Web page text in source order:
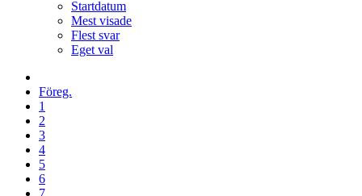
Startdatum
Mest visade
Flest svar
Eget val
Föreg.
1
2
3
4
5
6